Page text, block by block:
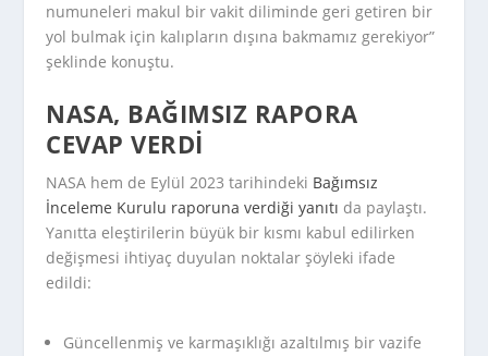
numuneleri makul bir vakit diliminde geri getiren bir
yol bulmak için kalıpların dışına bakmamız gerekiyor”
şeklinde konuştu.
NASA, BAĞIMSIZ RAPORA
CEVAP VERDI
NASA hem de Eylül 2023 tarihindeki Bağımsız
İnceleme Kurulu raporuna verdiği yanıtı da paylaştı.
Yanıtta eleştirilerin büyük bir kısmı kabul edilirken
değişmesi ihtiyaç duyulan noktalar şöyleki ifade
edildi:
Güncellenmiş ve karmaşıklığı azaltılmış bir vazife